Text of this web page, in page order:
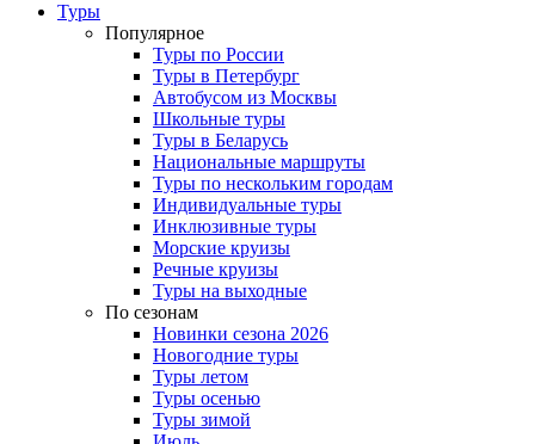
Туры
Популярное
Туры по России
Туры в Петербург
Автобусом из Москвы
Школьные туры
Туры в Беларусь
Национальные маршруты
Туры по нескольким городам
Индивидуальные туры
Инклюзивные туры
Морские круизы
Речные круизы
Туры на выходные
По сезонам
Новинки сезона 2026
Новогодние туры
Туры летом
Туры осенью
Туры зимой